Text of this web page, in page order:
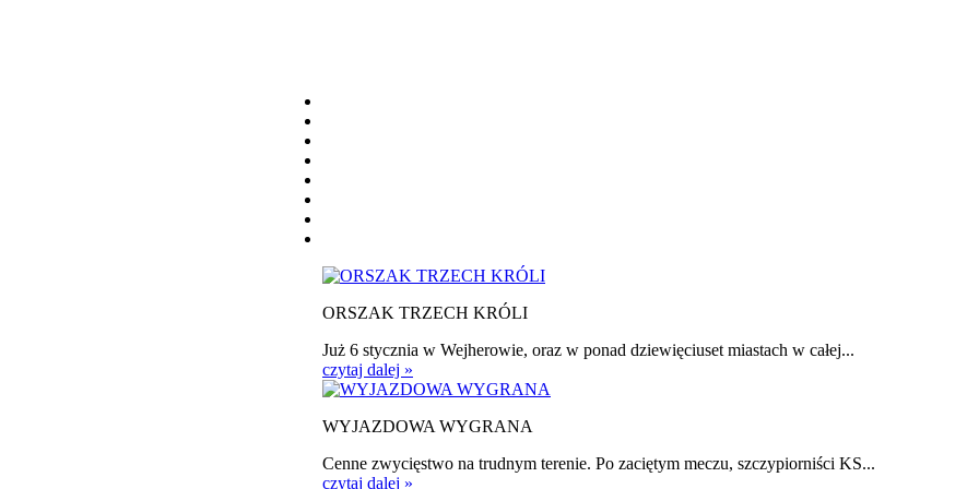
ORSZAK TRZECH KRÓLI
Już 6 stycznia w Wejherowie, oraz w ponad dziewięciuset miastach w całej...
czytaj dalej »
WYJAZDOWA WYGRANA
Cenne zwycięstwo na trudnym terenie. Po zaciętym meczu, szczypiorniści KS...
czytaj dalej »